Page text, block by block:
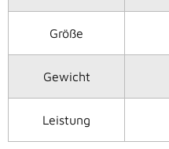
Größe
Gewicht
Leistung